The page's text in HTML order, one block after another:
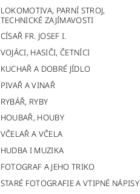
LOKOMOTIVA, PARNÍ STROJ,
TECHNICKÉ ZAJÍMAVOSTI
CÍSAŘ FR. JOSEF I.
VOJÁCI, HASIČI, ČETNÍCI
KUCHAŘ A DOBRÉ JÍDLO
PIVAŘ A VINAŘ
RYBÁŘ, RYBY
HOUBAŘ, HOUBY
VČELAŘ A VČELA
HUDBA I MUZIKA
FOTOGRAF A JEHO TRIKO
STARÉ FOTOGRAFIE A VTIPNÉ NÁPISY